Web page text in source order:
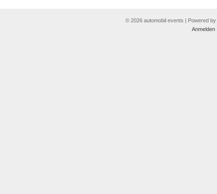
© 2026 automobil events | Powered by
Anmelden|